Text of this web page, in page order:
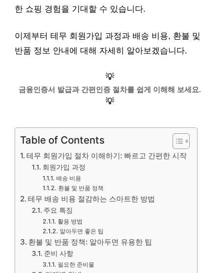
한 쇼핑 경험을 기대할 수 있습니다.
이제부터 테무 회원가입 과정과 배송 비용, 환불 및
반품 정보 안내에 대해 자세히 알아보겠습니다.
💡
금융인증서 발급과 간편인증 절차를 쉽게 이해해 보세요.
💡
Table of Contents
테무 회원가입 절차 이해하기: 빠르고 간편한 시작
회원가입 과정
배송 비용
환불 및 반품 정책
테무 배송 비용 절감하는 스마트한 방법
주요 특징
활용 방법
알아두면 좋은 팁
환불 및 반품 정책: 알아두면 유용한 팁
준비 사항
필요한 준비물